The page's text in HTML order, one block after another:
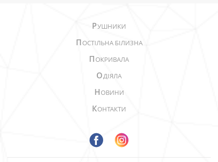
РУШНИКИ
ПОСТІЛЬНА БІЛИЗНА
ПОКРИВАЛА
ОДІЯЛА
НОВИНИ
КОНТАКТИ